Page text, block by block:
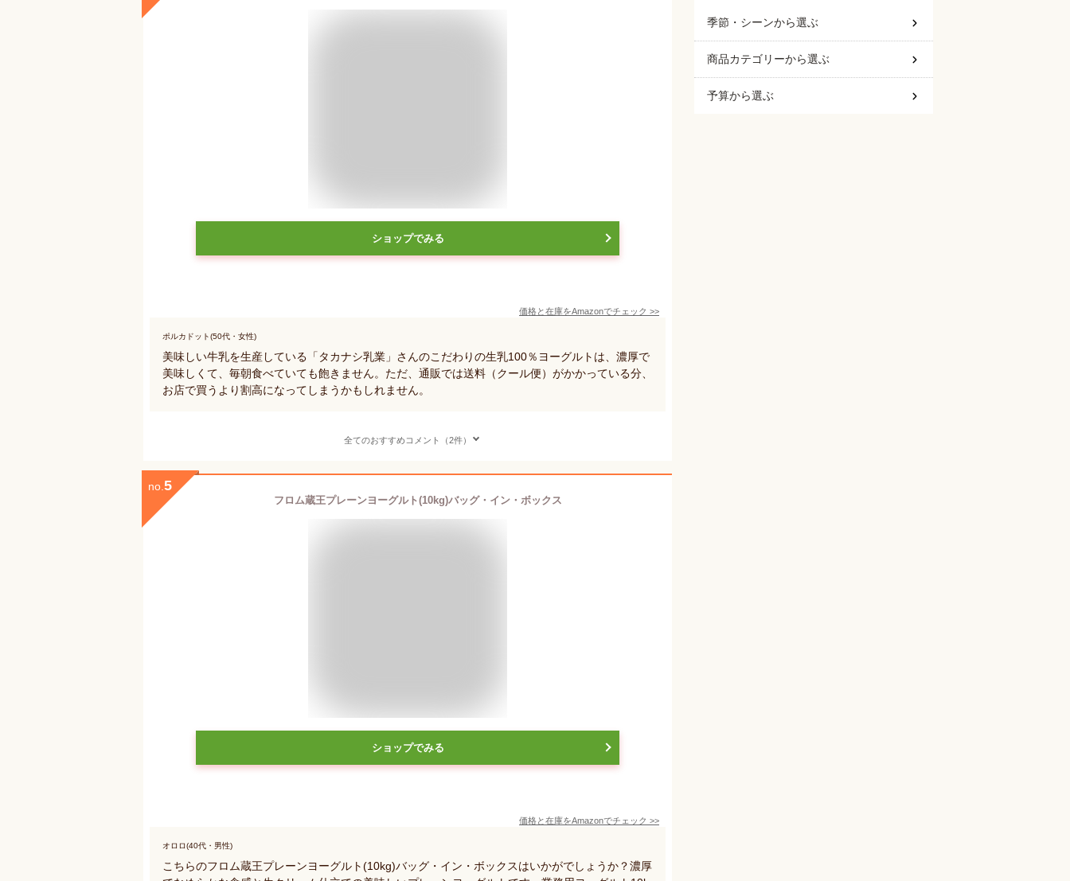
ショップでみる
価格と在庫をAmazonでチェック >>
ポルカドット(50代・女性)
美味しい牛乳を生産している「タカナシ乳業」さんのこだわりの生乳100％ヨーグルトは、濃厚で
美味しくて、毎朝食べていても飽きません。ただ、通販では送料（クール便）がかかっている分、
お店で買うより割高になってしまうかもしれません。
全てのおすすめコメント（2件）
no. 5
フロム蔵王プレーンヨーグルト(10kg)バッグ・イン・ボックス
ショップでみる
価格と在庫をAmazonでチェック >>
オロロ(40代・男性)
こちらのフロム蔵王プレーンヨーグルト(10kg)バッグ・イン・ボックスはいかがでしょうか？濃厚
季節・シーンから選ぶ
商品カテゴリーから選ぶ
予算から選ぶ